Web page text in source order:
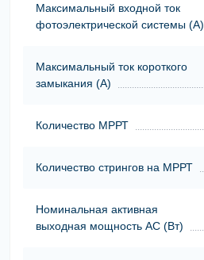
Максимальный входной ток
фотоэлектрической системы (А)
Максимальный ток короткого
замыкания (А)
Количество МРРТ
Количество стрингов на МРРТ
Номинальная активная
выходная мощность АС (Вт)